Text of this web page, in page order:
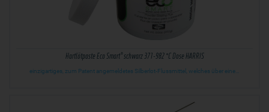
Hartlötpaste Eco Smart® schwarz 371-982 °C Dose HARRIS
einzigartiges, zum Patent angemeldetes Silberlot-Flussmittel, welches über eine…